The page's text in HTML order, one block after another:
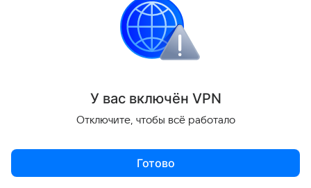
Vanguard стал первым подводным обитаемым
модулем, классифицированным международным
подводный комплекс Sentinel, который позволит
проводить как краткосрочные, так и постоянные
миссии на континентальном шельфе.
У вас включён VPN
Отключите, чтобы всё работало
Готово